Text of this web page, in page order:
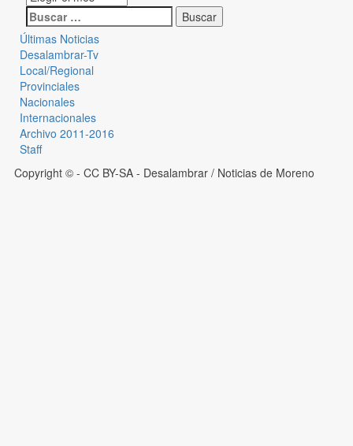
Últimas Noticias
Desalambrar-Tv
Local/Regional
Provinciales
Nacionales
Internacionales
Archivo 2011-2016
Staff
Copyright © - CC BY-SA - Desalambrar / Noticias de Moreno